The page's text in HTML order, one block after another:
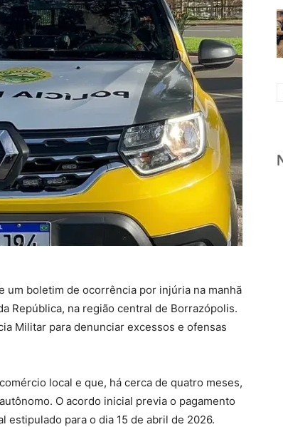
um boletim de ocorrência por injúria na manhã
República, na região central de Borrazópolis.
Militar para denunciar excessos e ofensas
local e que, há cerca de quatro meses,
O acordo inicial previa o pagamento
estipulado para o dia 15 de abril de 2026.